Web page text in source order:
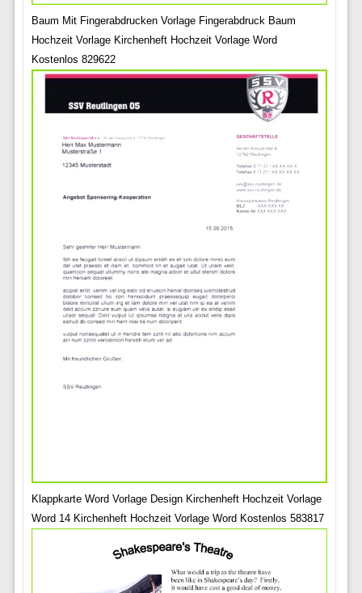
Baum Mit Fingerabdrucken Vorlage Fingerabdruck Baum
Hochzeit Vorlage Kirchenheft Hochzeit Vorlage Word
Kostenlos 829622
Klappkarte Word Vorlage Design Kirchenheft Hochzeit Vorlage
Word 14 Kirchenheft Hochzeit Vorlage Word Kostenlos 583817